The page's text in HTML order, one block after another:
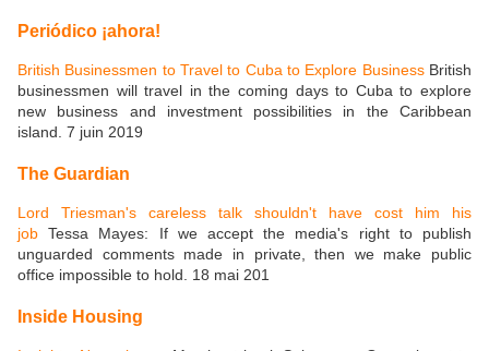
Periódico ¡ahora!
British Businessmen to Travel to Cuba to Explore BusinessBritish
businessmen will travel in the coming days to Cuba to explore
new business and investment possibilities in the Caribbean
island. 7 juin 2019
The Guardian
Lord Triesman's careless talk shouldn't have cost him his
job Tessa Mayes: If we accept the media's right to publish
unguarded comments made in private, then we make public
office impossible to hold. 18 mai 201
Inside Housing